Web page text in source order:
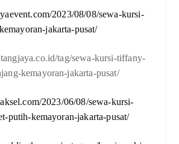
2023/08/08/sewa-kursi-
jakarta-pusat/
tag/sewa-kursi-tiffany-
kemayoran-jakarta-pusat/
2023/06/08/sewa-kursi-
putih-kemayoran-jakarta-pusat/